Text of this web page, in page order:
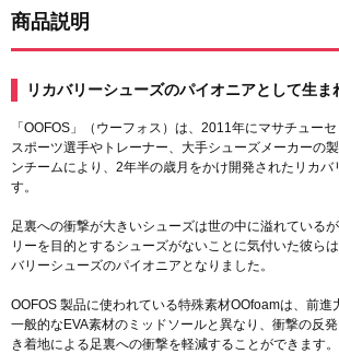
商品説明
リカバリーシューズのパイオニアとして生ま
「OOFOS」（ウーフォス）は、2011年にマサチュー
スポーツ選手やトレーナー、大手シューズメーカーの
ンチームにより、2年半の歳月をかけ開発されたリカ
す。
足裏への衝撃が大きいシューズは世の中に溢れている
リーを目的とするシューズがないことに気付いた彼ら
バリーシューズのパイオニアとなりました。
OOFOS 製品に使われている特殊素材OOfoamは、前進
一般的なEVA素材のミッドソールと異なり、衝撃の反
き着地による足裏への衝撃を軽減することができます